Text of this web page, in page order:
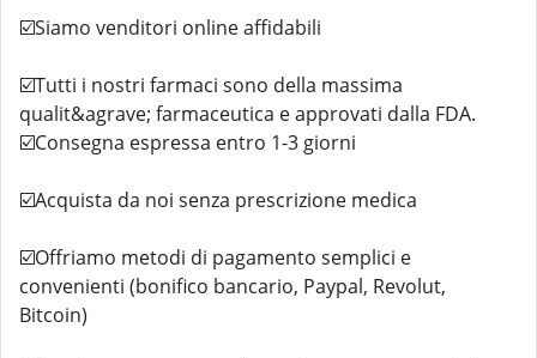
☑️Siamo venditori online affidabili
☑️Tutti i nostri farmaci sono della massima
qualit&agrave; farmaceutica e approvati dalla FDA.
☑️Consegna espressa entro 1-3 giorni
☑️Acquista da noi senza prescrizione medica
☑️Offriamo metodi di pagamento semplici e
convenienti (bonifico bancario, Paypal, Revolut,
Bitcoin)